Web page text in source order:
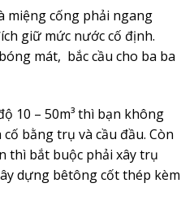
miệng cống phải ngang
giữ mức nước cố định.
mát, bắc cầu cho ba ba
10 – 50m³ thì bạn không
bằng trụ và cầu đầu. Còn
thì bắt buộc phải xây trụ
dựng bêtông cốt thép kèm